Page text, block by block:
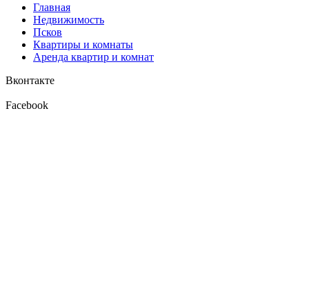
Главная
Недвижимость
Псков
Квартиры и комнаты
Аренда квартир и комнат
Вконтакте
Facebook